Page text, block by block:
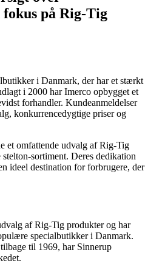
på Rig-Tig
i Danmark, der har et stærkt
i 2000 har Imerco opbygget et
forhandler. Kundeanmeldelser
konkurrencedygtige priser og
et omfattende udvalg af Rig-Tig
sortiment. Deres dedikation
ideel destination for forbrugere, der
af Rig-Tig produkter og har
specialbutikker i Danmark.
til 1969, har Sinnerup